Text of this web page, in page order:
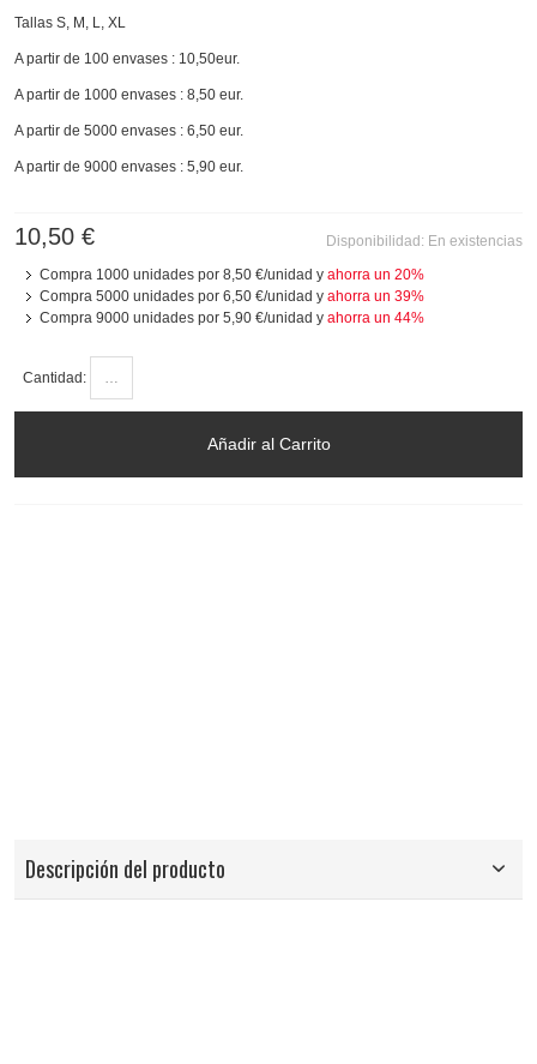
Tallas S, M, L, XL
A partir de 100 envases : 10,50eur.
A partir de 1000 envases : 8,50 eur.
A partir de 5000 envases : 6,50 eur.
A partir de 9000 envases : 5,90 eur.
Disponibilidad: En existencias
10,50 €
Compra 1000 unidades por 8,50 €/unidad y ahorra un 20%
Compra 5000 unidades por 6,50 €/unidad y ahorra un 39%
Compra 9000 unidades por 5,90 €/unidad y ahorra un 44%
Cantidad:
Añadir al Carrito
Descripción del producto